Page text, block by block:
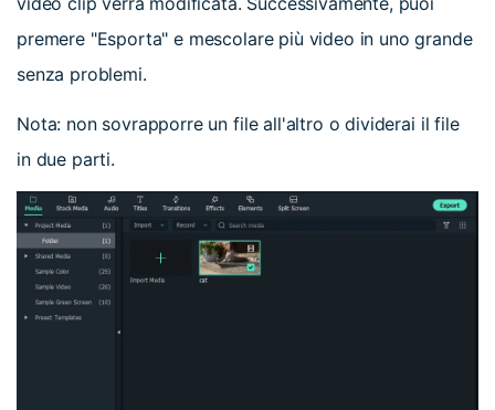
premere "Esporta" e mescolare più video in uno grande
senza problemi.
Nota: non sovrapporre un file all'altro o dividerai il file
in due parti.